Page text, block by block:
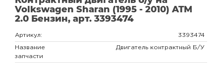
Volkswagen Sharan (1995 - 2010) ATM
2.0 Бензин, арт. 3393474
Артикул: 3393474
Название
запчасти
Двигатель контрактный Б/У